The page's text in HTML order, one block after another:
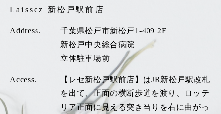
Laissez 新松戸駅前店
Address.
千葉県松戸市新松戸1-409 2F
新松戸中央総合病院
立体駐車場前
Access.
【レセ新松戸駅前店】はJR新松戸駅改札
を出て、正面の横断歩道を渡り、ロッテ
リア正面に見える突き当りを右に曲がっ